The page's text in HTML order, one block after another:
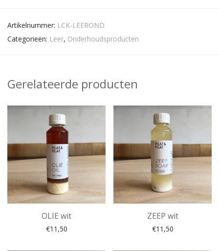
Artikelnummer: LCK-LEEROND
Categorieën: Leer, Onderhoudsproducten
Gerelateerde producten
OLIE wit
€11,50
ZEEP wit
€11,50